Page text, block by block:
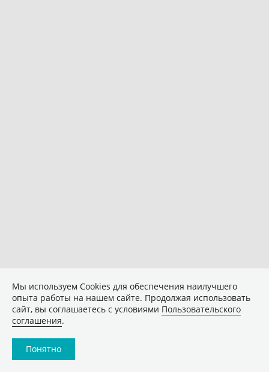
Мы используем Сookies для обеспечения наилучшего
опыта работы на нашем сайте. Продолжая использовать
сайт, вы соглашаетесь с условиями Пользовательского
соглашения.
Понятно